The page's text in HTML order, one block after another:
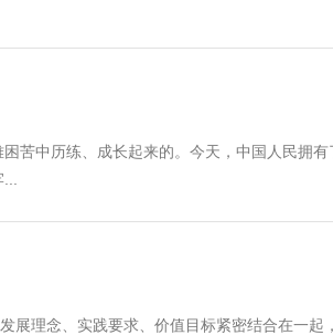
中历练、成长起来的。今天，中国人民拥
理念、实践要求、价值目标紧密结合在一